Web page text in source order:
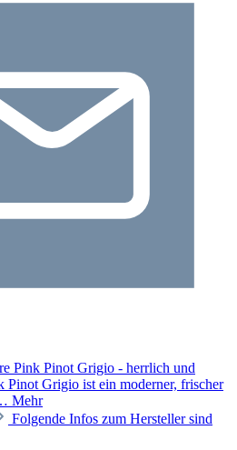
Pink Pinot Grigio - herrlich und
Grigio ist ein moderner, frischer
Mehr
Folgende Infos zum Hersteller sind